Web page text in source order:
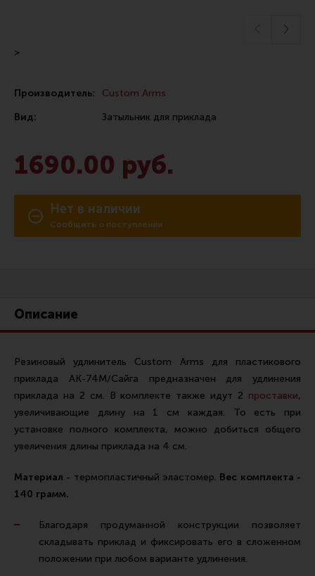
Каталог товаров для стрельбы
Холощение и тренировки
Другие аксессуары IPSC
Экипировка
Пневматика
Стрелковые наушники
Подсумки
Перчатки
>
Производитель:
Custom Arms
Вид:
Затыльник для приклада
1690.00 руб.
Нет в наличии
Сообщить о поступлении
Описание
Резиновый удлинитель Custom Arms для пластикового
приклада АК-74М/Сайга предназначен для удлинения
приклада на 2 см. В комплекте также идут 2 проставки,
увеличивающие длину на 1 см каждая. То есть при
установке полного комплекта, можно добиться общего
увеличения длины приклада на 4 см.
Материал - термопластичный эластомер. Вес комплекта -
140 грамм.
Благодаря продуманной конструкции позволяет
складывать приклад и фиксировать его в сложенном
положении при любом варианте удлинения.